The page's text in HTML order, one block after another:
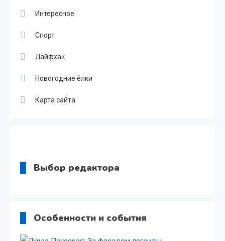
Интересное
Спорт
Лайфхак
Новогодние ёлки
Карта сайта
Выбор редактора
Луиза Прусская: За фасадом легенды
03.11.2025 BiletCity.ru
Особенности и события